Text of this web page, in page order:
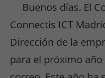
Buenos días. El
Connectis ICT
Dirección de la
para el próximo